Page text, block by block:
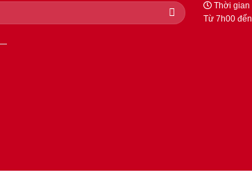
Thời gian
Từ 7h00